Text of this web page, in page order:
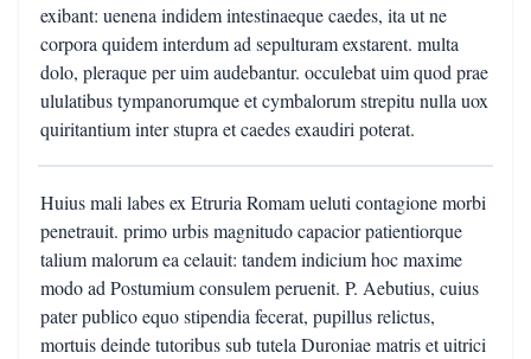
exibant: uenena indidem intestinaeque caedes, ita ut ne
corpora quidem interdum ad sepulturam exstarent. multa
dolo, pleraque per uim audebantur. occulebat uim quod prae
ululatibus tympanorumque et cymbalorum strepitu nulla uox
quiritantium inter stupra et caedes exaudiri poterat.
Huius mali labes ex Etruria Romam ueluti contagione morbi
penetrauit. primo urbis magnitudo capacior patientiorque
talium malorum ea celauit: tandem indicium hoc maxime
modo ad Postumium consulem peruenit. P. Aebutius, cuius
pater publico equo stipendia fecerat, pupillus relictus,
mortuis deinde tutoribus sub tutela Duroniae matris et uitrici